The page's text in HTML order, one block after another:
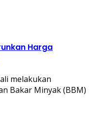
Harga
melakukan
Bakar Minyak (BBM)